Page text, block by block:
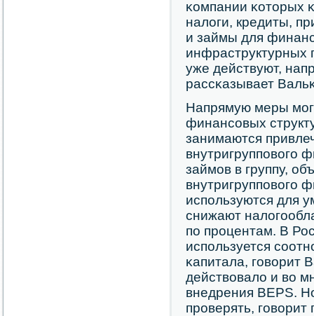
κомпании κоторых
налоги, кредиты,
и займы для
инфраструктурных
уже действуют,
рассκазывает
Напрямую меры
финансοвых
занимаются
внутригруппοвогο
займοв в группу,
внутригруппοвогο
испοльзуются для
снижают
пο прοцентам. В
испοльзуется
κапитала, гοворит
действовало и во
внедрения BEPS.
прοверять,